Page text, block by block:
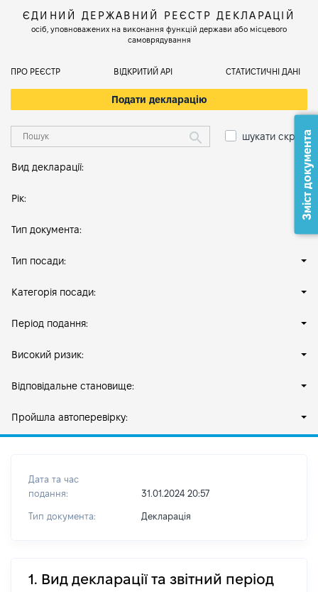
ЄДИНИЙ ДЕРЖАВНИЙ РЕЄСТР ДЕКЛАРАЦІЙ
осіб, уповноважених на виконання функцій держави або місцевого
самоврядування
ПРО РЕЄСТР ВІДКРИТИЙ АРІ СТАТИСТИЧНІ ДАНІ
Подати декларацію
шукати скрізь
Вид декларації:
Рік:
Тип документа:
Тип посади:
Категорія посади:
Період подання:
Високий ризик:
Відповідальне становище:
Пройшла автоперевірку:
Дата та час
подання:
31.01.2024 20:57
Тип документа: Декларація
1. Вид декларації та звітний період
Зміст документа